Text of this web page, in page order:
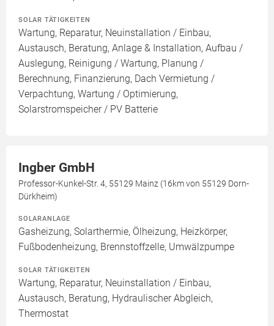
SOLAR TÄTIGKEITEN
Wartung, Reparatur, Neuinstallation / Einbau,
Austausch, Beratung, Anlage & Installation, Aufbau /
Auslegung, Reinigung / Wartung, Planung /
Berechnung, Finanzierung, Dach Vermietung /
Verpachtung, Wartung / Optimierung,
Solarstromspeicher / PV Batterie
Ingber GmbH
Professor-Kunkel-Str. 4, 55129 Mainz (16km von 55129 Dorn-
Dürkheim)
SOLARANLAGE
Gasheizung, Solarthermie, Ölheizung, Heizkörper,
Fußbodenheizung, Brennstoffzelle, Umwälzpumpe
SOLAR TÄTIGKEITEN
Wartung, Reparatur, Neuinstallation / Einbau,
Austausch, Beratung, Hydraulischer Abgleich,
Thermostat